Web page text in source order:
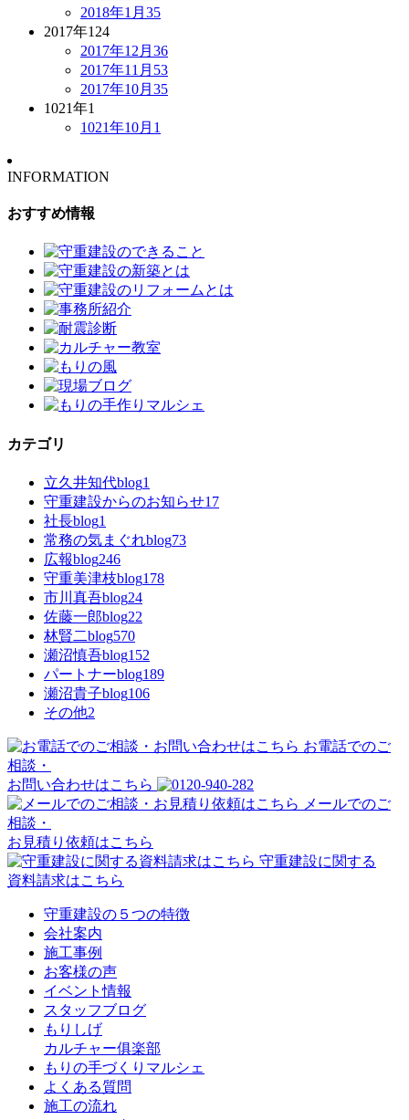
2018年1月 35
2017年124
2017年12月 36
2017年11月 53
2017年10月 35
1021年1
1021年10月 1
INFORMATION
おすすめ情報
カテゴリ
立久井知代blog1
守重建設からのお知らせ17
社長blog1
常務の気まぐれblog73
広報blog246
守重美津枝blog178
市川真吾blog24
佐藤一郎blog22
林賢二blog570
瀬沼慎吾blog152
パートナーblog189
瀬沼貴子blog106
その他2
お電話でのご
相談・
お問い合わせはこちら
メールでのご
相談・
お見積り依頼はこちら
守重建設に関する
資料請求はこちら
守重建設の５つの特徴
会社案内
施工事例
お客様の声
イベント情報
スタッフブログ
もりしげ
カルチャー俱楽部
もりの手づくりマルシェ
よくある質問
施工の流れ